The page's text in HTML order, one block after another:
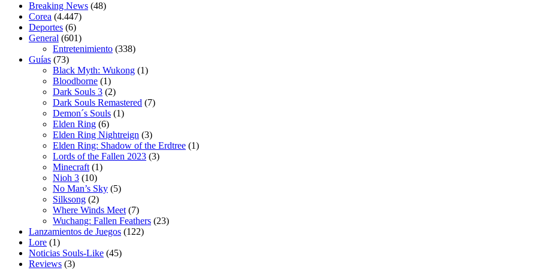
Breaking News (48)
Corea (4.447)
Deportes (6)
General (601)
Entretenimiento (338)
Guías (73)
Black Myth: Wukong (1)
Bloodborne (1)
Dark Souls 3 (2)
Dark Souls Remastered (7)
Demon´s Souls (1)
Elden Ring (6)
Elden Ring Nightreign (3)
Elden Ring: Shadow of the Erdtree (1)
Lords of the Fallen 2023 (3)
Minecraft (1)
Nioh 3 (10)
No Man’s Sky (5)
Silksong (2)
Where Winds Meet (7)
Wuchang: Fallen Feathers (23)
Lanzamientos de Juegos (122)
Lore (1)
Noticias Souls-Like (45)
Reviews (3)